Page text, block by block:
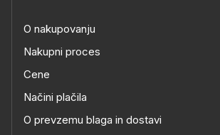
O nakupovanju
Nakupni proces
Cene
Načini plačila
O prevzemu blaga in dostavi